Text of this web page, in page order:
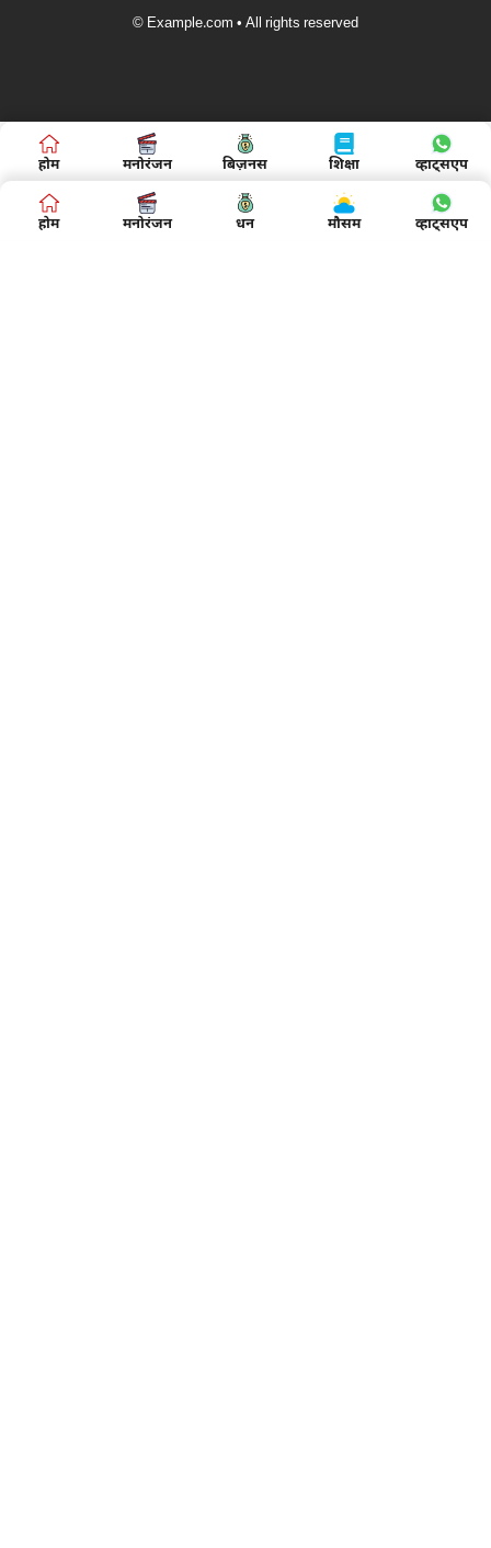
© Example.com • All rights reserved
होम मनोरंजन बिज़नस शिक्षा व्हाट्सएप
होम मनोरंजन धन मौसम व्हाट्सएप